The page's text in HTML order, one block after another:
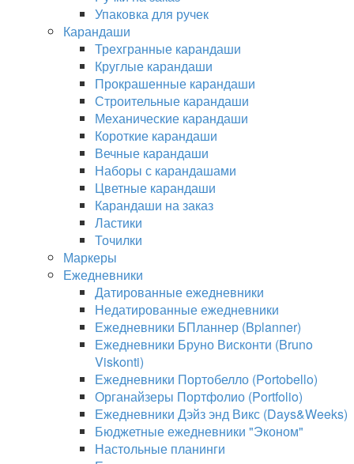
Упаковка для ручек
Карандаши
Трехгранные карандаши
Круглые карандаши
Прокрашенные карандаши
Строительные карандаши
Механические карандаши
Короткие карандаши
Вечные карандаши
Наборы с карандашами
Цветные карандаши
Карандаши на заказ
Ластики
Точилки
Маркеры
Ежедневники
Датированные ежедневники
Недатированные ежедневники
Ежедневники БПланнер (Bplanner)
Ежедневники Бруно Висконти (Bruno
Viskonti)
Ежедневники Портобелло (Portobello)
Органайзеры Портфолио (Portfolio)
Ежедневники Дэйз энд Викс (Days&Weeks)
Бюджетные ежедневники "Эконом"
Настольные планинги